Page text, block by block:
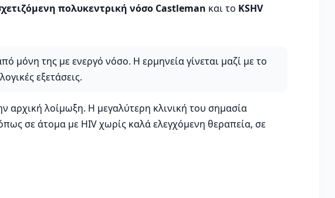
πολυκεντρική νόσο Castleman και το KSHV
μόνη της με ενεργό νόσο. Η ερμηνεία γίνεται μαζί με το
εξετάσεις.
αρχική λοίμωξη. Η μεγαλύτερη κλινική του σημασία
σε άτομα με HIV χωρίς καλά ελεγχόμενη θεραπεία, σε